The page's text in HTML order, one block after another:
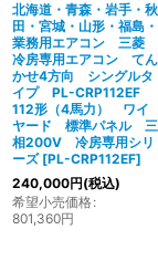
北海道・青森・岩手・秋
田・宮城・山形・福島・
業務用エアコン 三菱
冷房専用エアコン てん
かせ4方向 シングルタ
イプ PL-CRP112EF
112形（4馬力） ワイ
ヤード 標準パネル 三
相200V 冷房専用シリ
ーズ [PL-CRP112EF]
240,000円(税込)
希望小売価格:
801,360円